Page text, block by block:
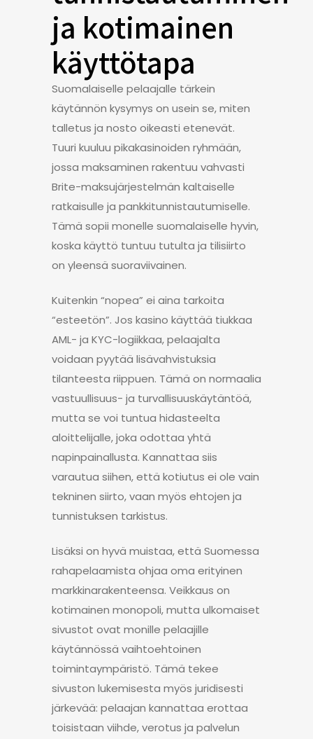
ja kotimainen
käyttötapa
Suomalaiselle pelaajalle tärkein
käytännön kysymys on usein se, miten
talletus ja nosto oikeasti etenevät.
Tuuri kuuluu pikakasinoiden ryhmään,
jossa maksaminen rakentuu vahvasti
Brite-maksujärjestelmän kaltaiselle
ratkaisulle ja pankkitunnistautumiselle.
Tämä sopii monelle suomalaiselle hyvin,
koska käyttö tuntuu tutulta ja tilisiirto
on yleensä suoraviivainen.
Kuitenkin “nopea” ei aina tarkoita
“esteetön”. Jos kasino käyttää tiukkaa
AML- ja KYC-logiikkaa, pelaajalta
voidaan pyytää lisävahvistuksia
tilanteesta riippuen. Tämä on normaalia
vastuullisuus- ja turvallisuuskäytäntöä,
mutta se voi tuntua hidasteelta
aloittelijalle, joka odottaa yhtä
napinpainallusta. Kannattaa siis
varautua siihen, että kotiutus ei ole vain
tekninen siirto, vaan myös ehtojen ja
tunnistuksen tarkistus.
Lisäksi on hyvä muistaa, että Suomessa
rahapelaamista ohjaa oma erityinen
markkinarakenteensa. Veikkaus on
kotimainen monopoli, mutta ulkomaiset
sivustot ovat monille pelaajille
käytännössä vaihtoehtoinen
toimintaympäristö. Tämä tekee
sivuston lukemisesta myös juridisesti
järkevää: pelaajan kannattaa erottaa
toisistaan viihde, verotus ja palvelun